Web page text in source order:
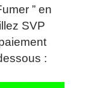
” en
SVP
: